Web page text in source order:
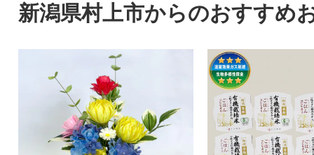
新潟県村上市からのおすすめ